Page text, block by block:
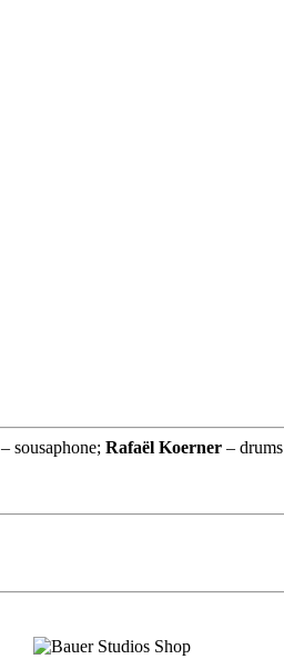
– sousaphone; Rafaël Koerner – drums